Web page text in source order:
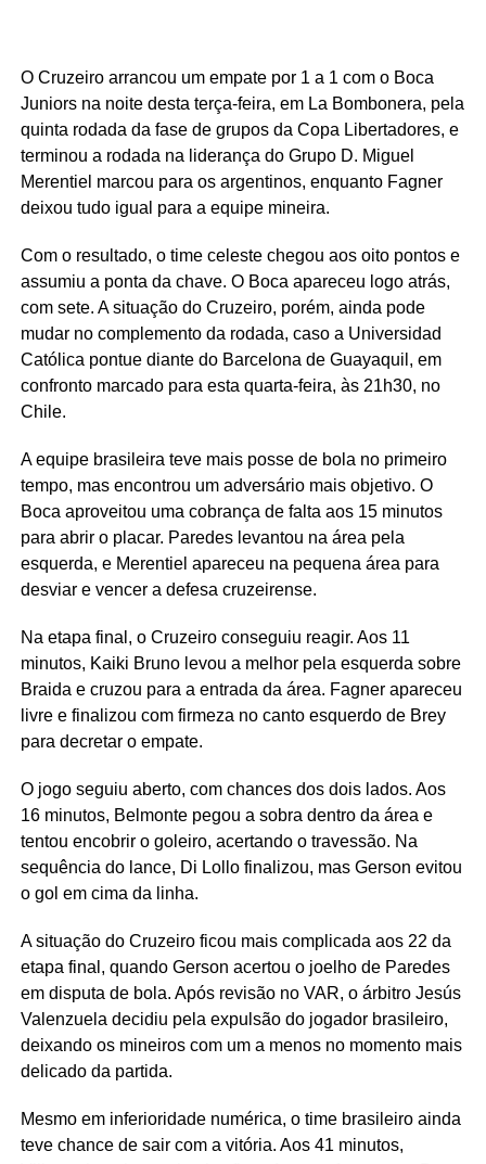
O Cruzeiro arrancou um empate por 1 a 1 com o Boca
Juniors na noite desta terça-feira, em La Bombonera, pela
quinta rodada da fase de grupos da Copa Libertadores, e
terminou a rodada na liderança do Grupo D. Miguel
Merentiel marcou para os argentinos, enquanto Fagner
deixou tudo igual para a equipe mineira.
Com o resultado, o time celeste chegou aos oito pontos e
assumiu a ponta da chave. O Boca apareceu logo atrás,
com sete. A situação do Cruzeiro, porém, ainda pode
mudar no complemento da rodada, caso a Universidad
Católica pontue diante do Barcelona de Guayaquil, em
confronto marcado para esta quarta-feira, às 21h30, no
Chile.
A equipe brasileira teve mais posse de bola no primeiro
tempo, mas encontrou um adversário mais objetivo. O
Boca aproveitou uma cobrança de falta aos 15 minutos
para abrir o placar. Paredes levantou na área pela
esquerda, e Merentiel apareceu na pequena área para
desviar e vencer a defesa cruzeirense.
Na etapa final, o Cruzeiro conseguiu reagir. Aos 11
minutos, Kaiki Bruno levou a melhor pela esquerda sobre
Braida e cruzou para a entrada da área. Fagner apareceu
livre e finalizou com firmeza no canto esquerdo de Brey
para decretar o empate.
O jogo seguiu aberto, com chances dos dois lados. Aos
16 minutos, Belmonte pegou a sobra dentro da área e
tentou encobrir o goleiro, acertando o travessão. Na
sequência do lance, Di Lollo finalizou, mas Gerson evitou
o gol em cima da linha.
A situação do Cruzeiro ficou mais complicada aos 22 da
etapa final, quando Gerson acertou o joelho de Paredes
em disputa de bola. Após revisão no VAR, o árbitro Jesús
Valenzuela decidiu pela expulsão do jogador brasileiro,
deixando os mineiros com um a menos no momento mais
delicado da partida.
Mesmo em inferioridade numérica, o time brasileiro ainda
teve chance de sair com a vitória. Aos 41 minutos,